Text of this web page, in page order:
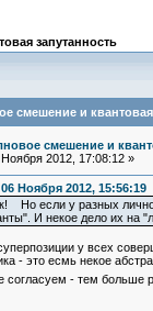
запутанность
смешение и
смешение и
2012, 17:08:12 »
Ноября 2012, 15:56:19
Но если у разных
И некое дело их на
у всех
- это есмь некое
согласуем - тем больше